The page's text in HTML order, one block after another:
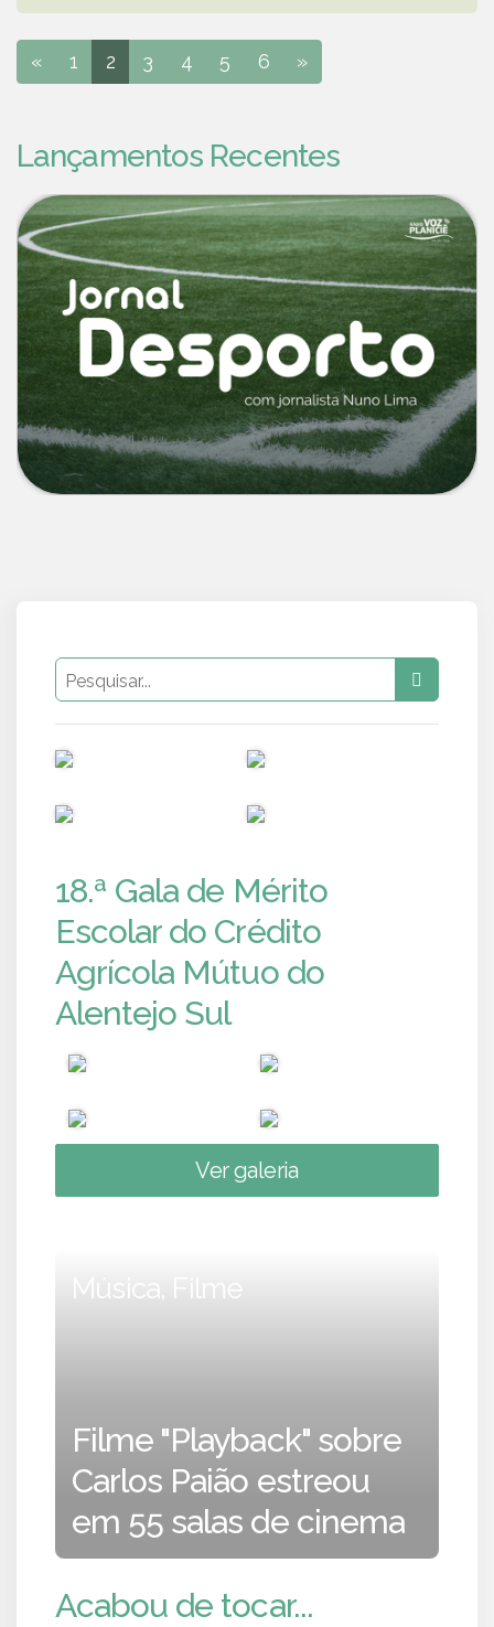
« 1 2 3 4 5 6 »
Lançamentos Recentes
18.ª Gala de Mérito
Escolar do Crédito
Agrícola Mútuo do
Alentejo Sul
Ver galeria
Música, Filme
Filme "Playback" sobre
Carlos Paião estreou
em 55 salas de cinema
Acabou de tocar...